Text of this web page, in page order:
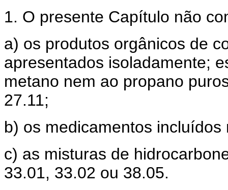
1. O presente Capítulo não
a) os produtos orgânicos de
apresentados isoladamente;
metano nem ao propano
27.11;
b) os medicamentos
c) as misturas de
33.01, 33.02 ou 38.05.